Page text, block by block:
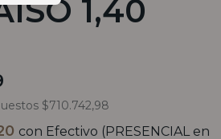
1,40
$710.742,98
con Efectivo (PRESENCIAL en